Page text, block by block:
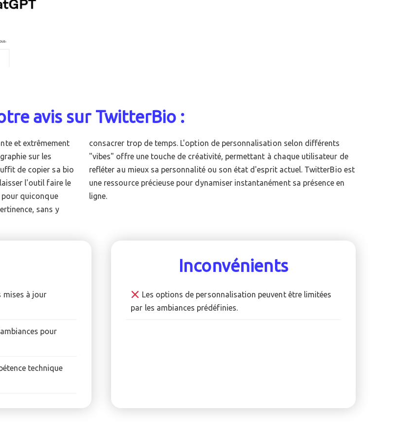
avis sur TwitterBio :
et extrêmement
sur les
de copier sa bio
l'outil faire le
quiconque
sans y
selon différents
utilisateur de
TwitterBio est
sa présence en
ligne.
mises à jour
pour
technique
Inconvénients
Les options de personnalisation peuvent être limitées
par les ambiances prédéfinies.